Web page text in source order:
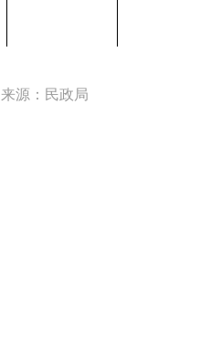
来源：民政局